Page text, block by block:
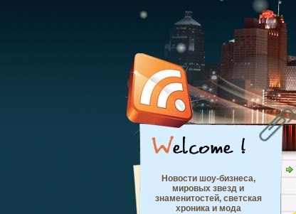
Новости шоу-бизнеса,
мировых звезд и
знаменитостей, светская
хроника и мода